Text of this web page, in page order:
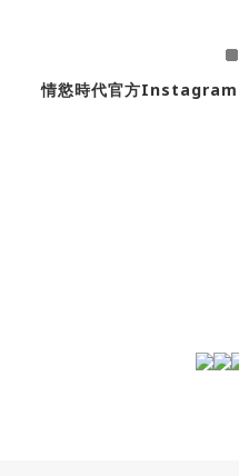
情慾時代官方Instagram